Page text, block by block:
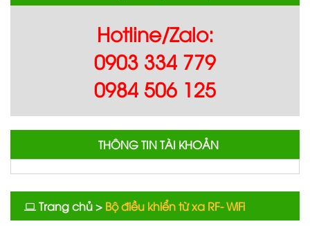
Hotline/Zalo:
0903 334 779
0984 506 125
THÔNG TIN TÀI KHOẢN
Trang chủ> Bộ điều khiển từ xa RF- WiFi